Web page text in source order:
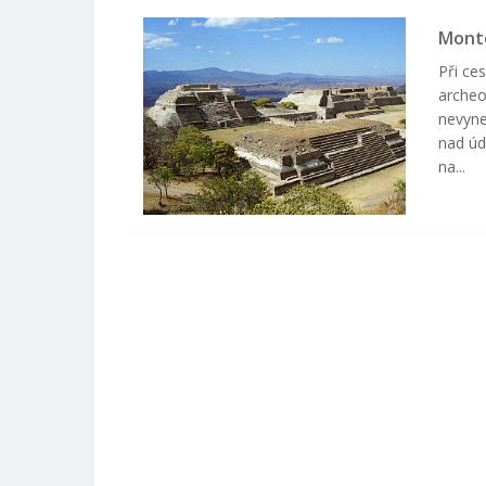
Při
nad
na...